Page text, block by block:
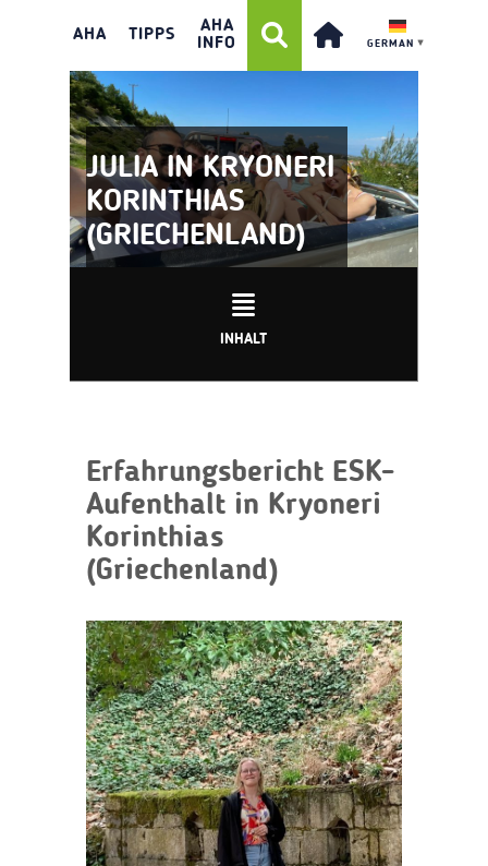
AHA TIPPS
AHA
INFO
GERMAN ▼
JULIA IN KRYONERI
KORINTHIAS
(GRIECHENLAND)
INHALT
Erfahrungsbericht ESK-
Aufenthalt in Kryoneri
Korinthias
(Griechenland)